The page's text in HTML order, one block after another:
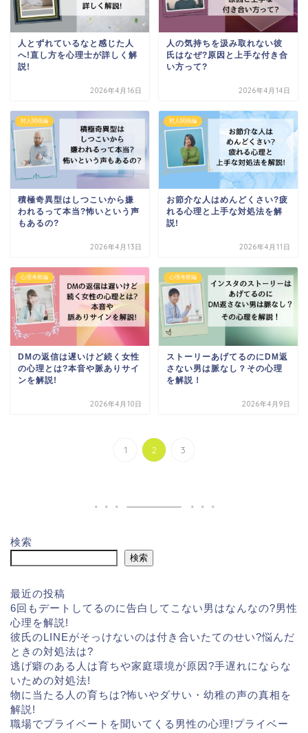
人とずれているなと感じた人
へ!直し方を心理士が詳しく解
説!
2026年4月16日
人の気持ちを汲み取れない彼
氏はなぜ?原因と上手な付き合
い方って?
2026年4月14日
対人関係編
積極奇異型はしつこいから嫌
われるって本当?怖いという声
もあるの?
2026年4月13日
対人関係編
お節介な人はめんどくさい?疲
れる心理と上手な対処法を解
説!
2026年4月11日
心理考察編
DMの返信は遅いけど続く女性
の心理とは?本音や脈ありサイ
ンを解説!
2026年4月10日
心理考察編
ストーリーあげてるのにDM返
さない男は脈なし？その心理
を解説！
2026年4月9日
1 2 3
検索
検索
最近の投稿
6回もデートしてるのに告白してこない男はなんなの?男性
心理を解説!
彼氏のLINEがそっけないのは付き合いたてのせい?悩んだ
ときの対処法は?
逃げ癖のある人は育ちや家庭環境が原因?手遅れにならな
いための対処法!
物に当たる人の育ちは?怖いやダサい・幼稚の声の真相を
解説!
職場でプライベートを聞いてくる男性の心理!プライベー